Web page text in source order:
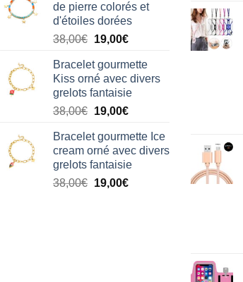
de pierre colorés et
d'étoiles dorées
38,00€ Le
initial
était :
38,00€.
19,00€Le
actuel
est :
19,00€.
Bracelet gourmette
Kiss orné avec divers
grelots fantaisie
38,00€ Le
initial
était :
38,00€.
19,00€Le
actuel
est :
19,00€.
Bracelet gourmette Ice
cream orné avec divers
grelots fantaisie
38,00€ Le
19,00€Le